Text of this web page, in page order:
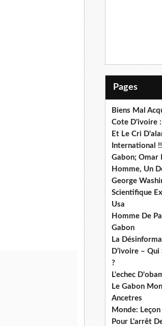
Pages
Biens Mal
Cote D'ivoire
Et Le Cri
International
Gabon; Omar
Homme, Un
George
Scientifique
Usa
Homme De
Gabon
La
D’ivoire –
?
L'echec
Le Gabon
Ancetres
Monde:
Pour L'arrêt